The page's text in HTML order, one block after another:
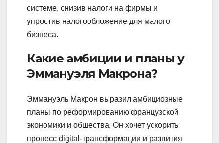
системе, снизив налоги на фирмы и
упростив налогообложение для малого
бизнеса.
Какие амбиции и планы у
Эммануэля Макрона?
Эммануэль Макрон выразил амбициозные
планы по реформированию французской
экономики и общества. Он хочет ускорить
процесс digital-трансформации и развития